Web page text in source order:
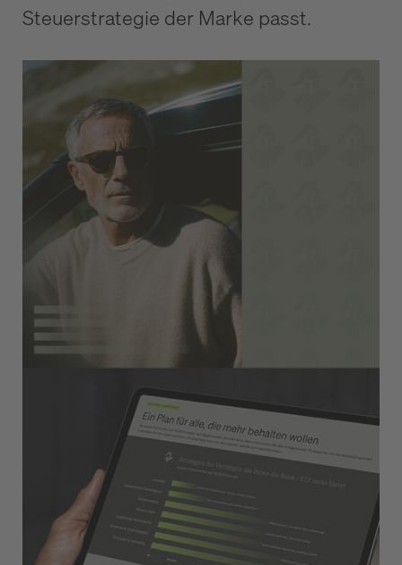
Steuerstrategie der Marke passt.